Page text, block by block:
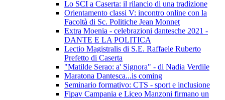
Lo SCI a Caserta: il rilancio di una tradizione
Orientamento classi V: incontro online con la
Facoltà di Sc. Politiche Jean Monnet
Extra Moenia - celebrazioni dantesche 2021 -
DANTE E LA POLITICA
Lectio Magistralis di S.E. Raffaele Ruberto
Prefetto di Caserta
"Matilde Serao: a' Signora" - di Nadia Verdile
Maratona Dantesca...is coming
Seminario formativo: CTS - sport e inclusione
Fipav Campania e Liceo Manzoni firmano un